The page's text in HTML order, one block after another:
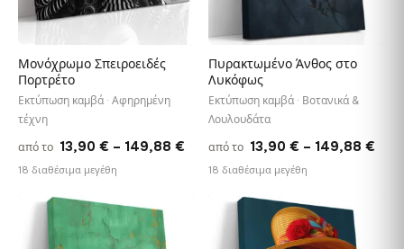
Μονόχρωμο Σπειροειδές
Πορτρέτο
Εκτύπωση καμβά · Αφηρημένη
τέχνη
από το 13,90 € – 149,88 € Price
range:
through
149,88 €
18 διαθέσιμα μεγέθη
Πυρακτωμένο Άνθος στο
Λυκόφως
Εκτύπωση καμβά · Βοτανικά &
Λουλουδάτα
από το 13,90 € – 149,88 €
18 διαθέσιμα μεγέθη
♡ ♡
−9%